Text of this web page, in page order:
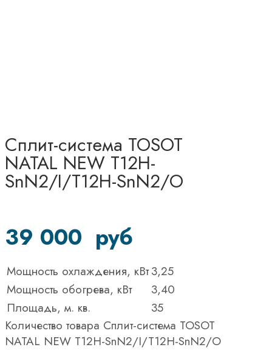
Сплит-система TOSOT
NATAL NEW T12H-
SnN2/I/T12H-SnN2/O
39 000 руб
Мощность охлаждения, кВт3,25
Мощность обогрева, кВт
3,40
Площадь, м. кв.
35
Количество товара Сплит-система TOSOT
NATAL NEW T12H-SnN2/I/T12H-SnN2/O